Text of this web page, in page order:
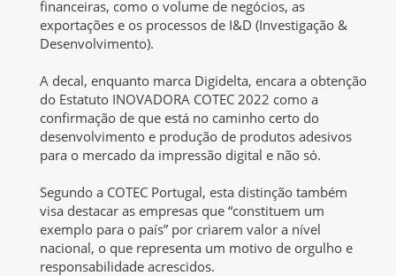
financeiras, como o volume de negócios, as
exportações e os processos de I&D (Investigação &
Desenvolvimento).
A decal, enquanto marca Digidelta, encara a obtenção
do Estatuto INOVADORA COTEC 2022 como a
confirmação de que está no caminho certo do
desenvolvimento e produção de produtos adesivos
para o mercado da impressão digital e não só.
Segundo a COTEC Portugal, esta distinção também
visa destacar as empresas que “constituem um
exemplo para o país” por criarem valor a nível
nacional, o que representa um motivo de orgulho e
responsabilidade acrescidos.